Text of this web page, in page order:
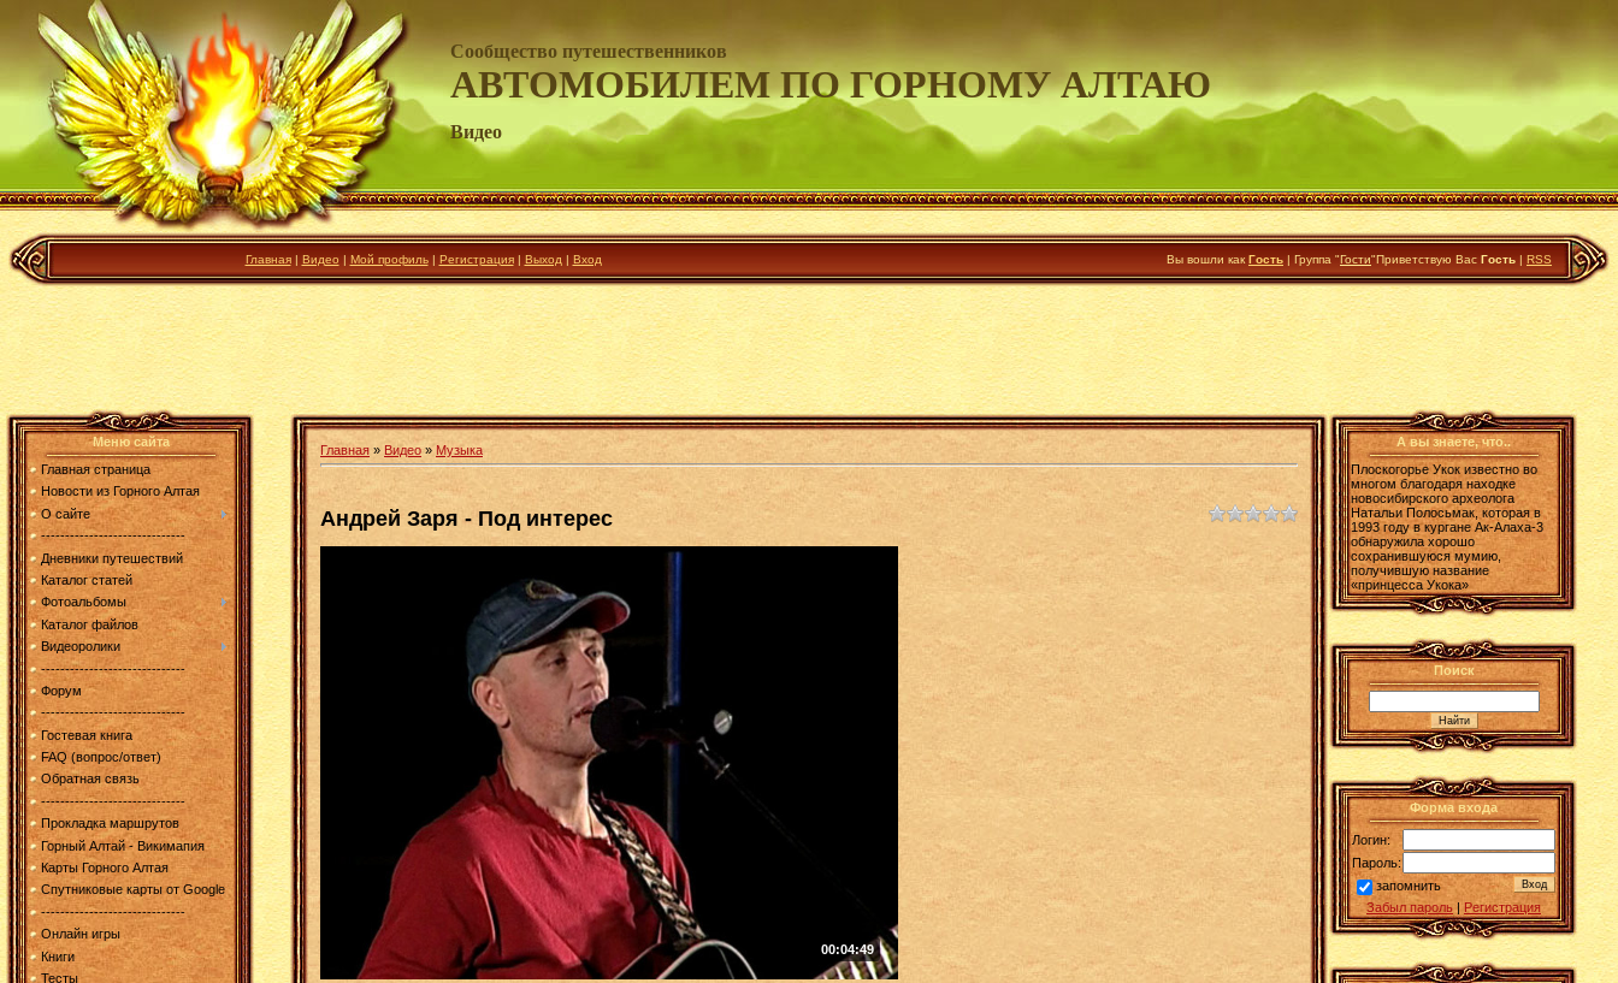
Сообщество путешественников
АВТОМОБИЛЕМ ПО ГОРНОМУ АЛТАЮ
Видео
Главная| Видео| Мой профиль| Регистрация| Выход | Вход Вы вошли как Гость | Группа "Гости"Приветствую Вас Гость | RSS
Меню сайта
Главная страница
Новости из Горного Алтая
О сайте
------------------------------
Дневники путешествий
Каталог статей
Фотоальбомы
Каталог файлов
Видеоролики
------------------------------
Форум
------------------------------
Гостевая книга
FAQ (вопрос/ответ)
Обратная связь
------------------------------
Прокладка маршрутов
Горный Алтай - Викимапия
Карты Горного Алтая
Спутниковые карты от Google
------------------------------
Онлайн игры
Книги
Тесты
Главная » Видео» Музыка
Андрей Заря - Под интерес
00:04:49
А вы знаете, что..
Плоскогорье Укок известно во
многом благодаря находке
новосибирского археолога
Натальи Полосьмак, которая в
1993 году в кургане Ак-Алаха-3
обнаружила хорошо
сохранившуюся мумию,
получившую название
«принцесса Укока»
Поиск
Форма входа
Логин:
Пароль:
запомнить
Забыл пароль | Регистрация